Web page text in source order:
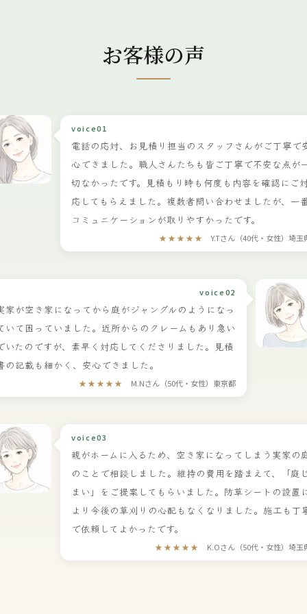
お客様の声
voice01
電話の応対、お見積り担当のスタッフさんがご丁寧で
心できました。職人さんたちも皆ご丁寧で不安な点が
切なかったです。見積もり時も何度も内容を確認にご
応してもらえました。複数者問い合わせましたが、一
コミュニケーションが取りやすかったです。
★★★★★ Y.Tさん（40代・女性）埼玉
voice02
家が空き家になってから庭がジャングルのようになっ
いて困っていました。近所からのクレームもあり急い
いたのですが、素早く対応してくださりました。見積
の記載も細かく、安心できました。
★★★★★ M.Nさん（50代・女性）東京都
voice03
親がホームに入るため、空き家になってしまう実家の
のことで相談しました。維持の費用を踏まえて、「庭
まい」をご提案してもらいました。防草シートの設置
より今後の草刈りの心配もなくなりました。施工も丁
で依頼してよかったです。
★★★★★ K.Oさん（50代・女性）埼玉